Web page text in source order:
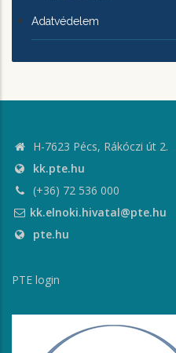
Adatvédelem
H-7623 Pécs, Rákóczi út 2.
kk.pte.hu
(+36) 72 536 000
kk.elnoki.hivatal@pte.hu
pte.hu
PTE login